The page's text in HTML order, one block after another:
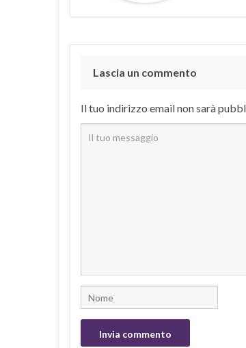
Lascia un commento
Il tuo indirizzo email non sarà